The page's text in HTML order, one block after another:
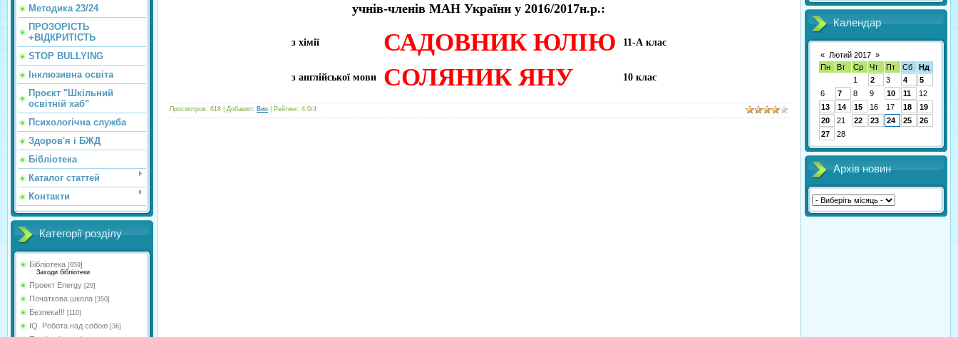
Методика 23/24
ПРОЗОРІСТЬ
+ВІДКРИТІСТЬ
STOP BULLYING
Інклюзивна освіта
Проєкт "Шкільний
освітній хаб"
Психологічна служба
Здоров'я і БЖД
Бібліотека
Каталог статтей
Контакти
Категорії розділу
Бібліотека [659]
Заходи бібліотеки
Проект Energy [29]
Початкова школа [350]
Безпека!!! [110]
IQ. Робота над собою [36]
учнів-членів МАН України у 2016/201 7н.р.:
з хімії САДОВНИК ЮЛІЮ 11-А клас
з англійської мови СОЛЯНИК ЯНУ 10 клас
Просмотров: 618 Добавил: Вио Рейтинг: 4.0/4
Календар
« Лютий 2017 »
Пн
Вт Ср Чт Пт Сб
Нд
1
2 3 4
5
6
7 8 9 10 11
12
13
14 15 16 17 18
19
20
21 22 23 24 25
26
27
28
Архів новин